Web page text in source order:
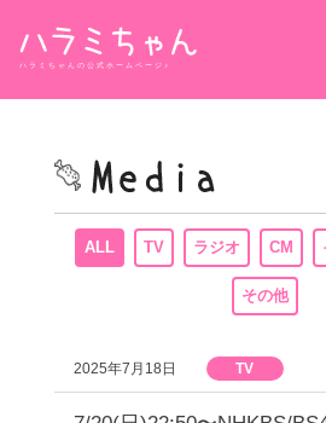
content
ハラミちゃんの公式ホームページ♪
ALL TV ラジオ CM
その他
2025年7月18日 TV